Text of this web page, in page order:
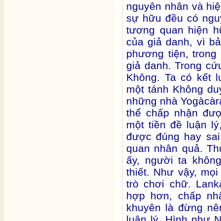
nguyên nhân và
sự hữu đều có
tương quan hiện
của giả danh, vì
phương tiện,
giả danh. Trong
Không. Ta có kết
một tánh Không
những nhà
thể chấp nhận
một tiền đề luận
được đúng hay
quan nhân quả.
ấy, người ta
thiết. Như vậy,
trò chơi chữ.
hợp hơn, chấp
khuyên là đừng